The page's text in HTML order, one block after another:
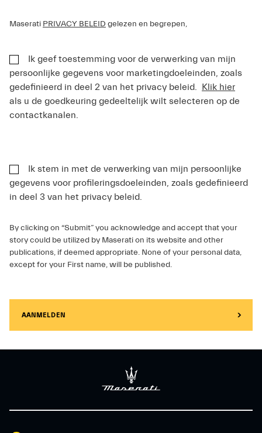
Maserati PRIVACY BELEID gelezen en begrepen,
Ik geef toestemming voor de verwerking van mijn
persoonlijke gegevens voor marketingdoeleinden, zoals
gedefinieerd in deel 2 van het privacy beleid. Klik hier
als u de goedkeuring gedeeltelijk wilt selecteren op de
contactkanalen.
Ik stem in met de verwerking van mijn persoonlijke
gegevens voor profileringsdoeleinden, zoals gedefinieerd
in deel 3 van het privacy beleid.
By clicking on “Submit” you acknowledge and accept that your
story could be utilized by Maserati on its website and other
publications, if deemed appropriate. None of your personal data,
except for your First name, will be published.
AANMELDEN